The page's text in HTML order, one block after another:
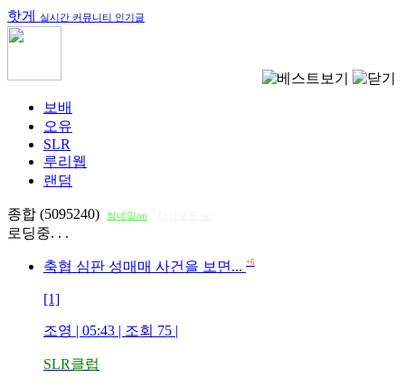
핫게 실시간 커뮤니티 인기글
보배
오유
SLR
루리웹
랜덤
종합 (5095240) 썸네일on
로딩중. . .
축협 심판 성매매 사건을 보면... +6
[1]
조영 | 05:43 | 조회 75 |
SLR클럽